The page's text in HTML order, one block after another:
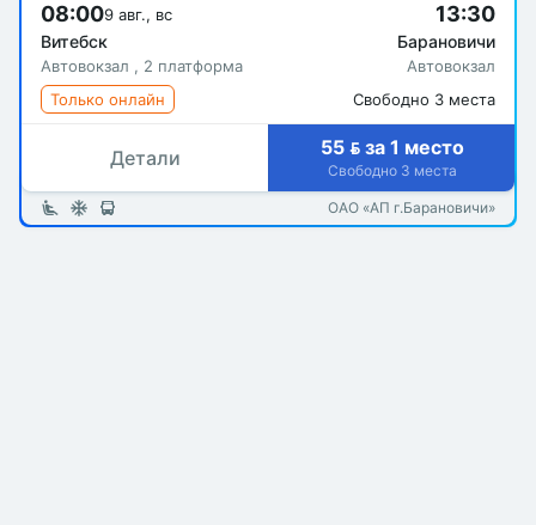
08:009 авг., вс
Витебск
Автовокзал , 2 платформа
13:30
Барановичи
Автовокзал
Только онлайн
Свободно 3 места
Детали 55  за 1 место
Свободно 3 места
ОАО «АП г.Барановичи»